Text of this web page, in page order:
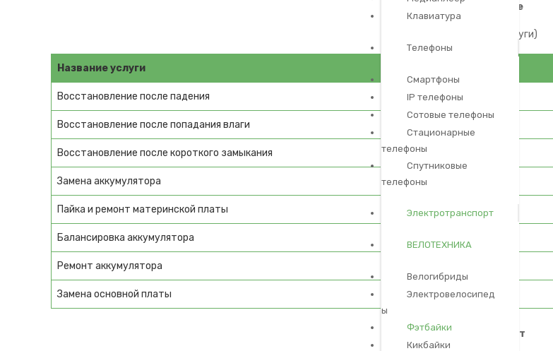
Клавиатура
Телефоны
Смартфоны
IP телефоны
Сотовые телефоны
Стационарные
телефоны
Cпутниковые
телефоны
Электротранспорт
ВЕЛОТЕХНИКА
Велогибриды
Электровелосипед
ы
Фэтбайки
Кикбайки
Самое популярное
(наиболее частые услуги)
Название услуги
Восстановление после падения
Восстановление после попадания влаги
Восстановление после короткого замыкания
Замена аккумулятора
Пайка и ремонт материнской платы
Балансировка аккумулятора
Ремонт аккумулятора
Замена основной платы
Модульный ремонт